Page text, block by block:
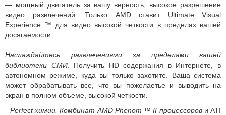
— мощный двигатель за вашу верность, высокое разрешение
видео развлечений. Только AMD ставит Ultimate Visual
Experience ™ для видео высокой четкости в пределах вашей
досягаемости.
Наслаждайтесь развлечениями за пределами вашей
библиотеки СМИ. Получить HD содержания в Интернете, в
автономном режиме, куда вы только захотите. Ваша система
может обрабатывать все, что вы пожелаетье и выводить на
экран в полном объеме, высокой четкости.
Perfect химии. Комбинат AMD Phenom ™ II процессорови ATI